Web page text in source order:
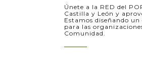
Únete a la RED del
Castilla y León y
Estamos diseñando
para las
Comunidad.